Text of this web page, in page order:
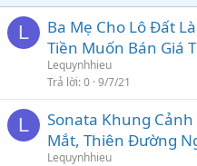
L
Ba Mẹ Cho Lô Đất
Tiền Muốn Bán Giá
Lequynhhieu
Trả lời 0 9/7/21
L
Sonata Khung
Mắt, Thiên Đường
Lequynhhieu